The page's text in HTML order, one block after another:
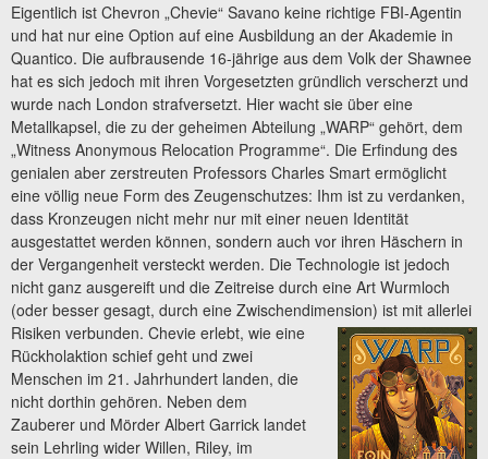
Eigentlich ist Chevron „Chevie“ Savano keine richtige FBI-Agentin
und hat nur eine Option auf eine Ausbildung an der Akademie in
Quantico. Die aufbrausende 16-jährige aus dem Volk der Shawnee
hat es sich jedoch mit ihren Vorgesetzten gründlich verscherzt und
wurde nach London strafversetzt. Hier wacht sie über eine
Metallkapsel, die zu der geheimen Abteilung „WARP“ gehört, dem
„Witness Anonymous Relocation Programme“. Die Erfindung des
genialen aber zerstreuten Professors Charles Smart ermöglicht
eine völlig neue Form des Zeugenschutzes: Ihm ist zu verdanken,
dass Kronzeugen nicht mehr nur mit einer neuen Identität
ausgestattet werden können, sondern auch vor ihren Häschern in
der Vergangenheit versteckt werden. Die Technologie ist jedoch
nicht ganz ausgereift und die Zeitreise durch eine Art Wurmloch
(oder besser gesagt, durch eine Zwischendimension) ist mit allerlei
Risiken verbunden. Chevie erlebt, wie eine
Rückholaktion schief geht und zwei
Menschen im 21. Jahrhundert landen, die
nicht dorthin gehören. Neben dem
Zauberer und Mörder Albert Garrick landet
sein Lehrling wider Willen, Riley, im